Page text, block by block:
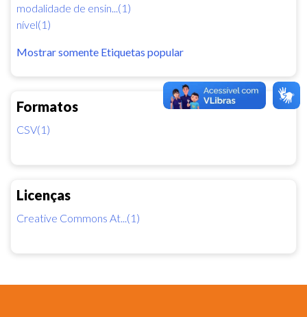
modalidade de ensin...(1)
nível(1)
Mostrar somente Etiquetas popular
Formatos
CSV(1)
Licenças
Creative Commons At...(1)